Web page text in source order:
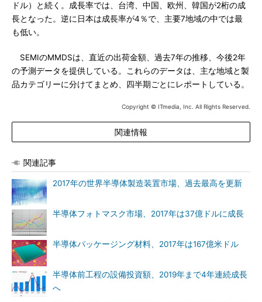
ドル）と続く。成長率では、台湾、中国、欧州、韓国が2桁の成
長となった。逆に日本は成長率が4％で、主要7地域の中では最
も低い。
SEMIのMMDSは、直近の出荷金額、過去7年の推移、今後2年
の予測データを提供している。これらのデータは、主な地域と製
品カテゴリーに分けてまとめ、四半期ごとにレポートしている。
Copyright © ITmedia, Inc. All Rights Reserved.
関連情報
関連記事
2017年の世界半導体製造装置市場、過去最高を更新
半導体フォトマスク市場、2017年は37億ドルに成長
半導体パッケージング材料、2017年は167億米ドル
半導体前工程の設備投資額、2019年まで4年連続成長
へ